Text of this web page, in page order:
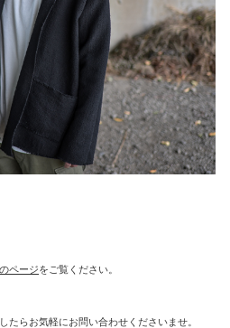
ページをご覧ください。
たらお気軽にお問い合わせくださいませ。